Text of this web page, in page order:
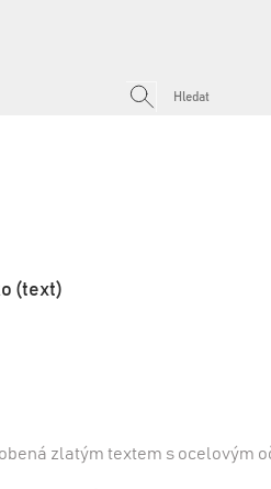
(text)
zlatým textem s ocelovým